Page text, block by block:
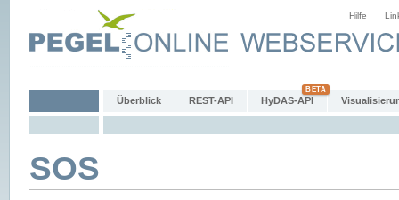
Hilfe
Überblick REST-API HyDAS-API
SOS